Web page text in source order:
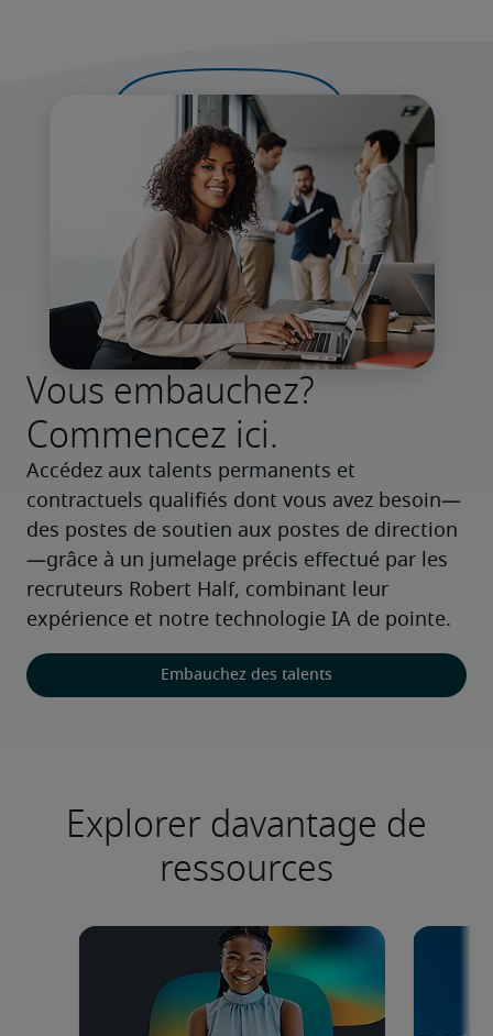
Vous embauchez?
Commencez ici.
Accédez aux talents permanents et
contractuels qualifiés dont vous avez besoin—
des postes de soutien aux postes de direction
—grâce à un jumelage précis effectué par les
recruteurs Robert Half, combinant leur
expérience et notre technologie IA de pointe.
Embauchez des talents
Explorer davantage de
ressources